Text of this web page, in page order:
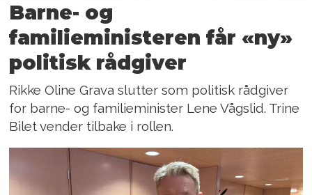
Barne- og
familieministeren får «ny»
politisk rådgiver
Rikke Oline Grava slutter som politisk rådgiver
for barne- og familieminister Lene Vågslid. Trine
Bilet vender tilbake i rollen.